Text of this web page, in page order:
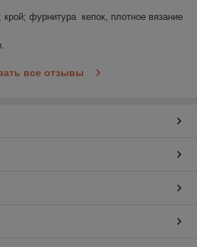
фурнитура  кепок, плотное вязание
все отзывы